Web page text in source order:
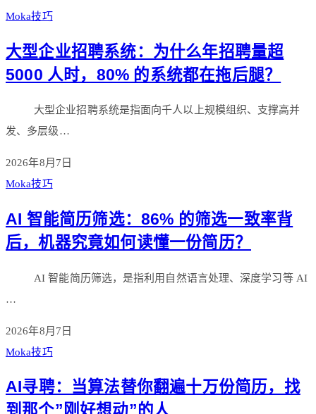
Moka技巧
大型企业招聘系统：为什么年招聘量超
5000 人时，80% 的系统都在拖后腿？
大型企业招聘系统是指面向千人以上规模组织、支撑高并
发、多层级…
2026年8月7日
Moka技巧
AI 智能简历筛选：86% 的筛选一致率背
后，机器究竟如何读懂一份简历？
AI 智能简历筛选，是指利用自然语言处理、深度学习等 AI
…
2026年8月7日
Moka技巧
AI寻聘：当算法替你翻遍十万份简历，找
到那个”刚好想动”的人